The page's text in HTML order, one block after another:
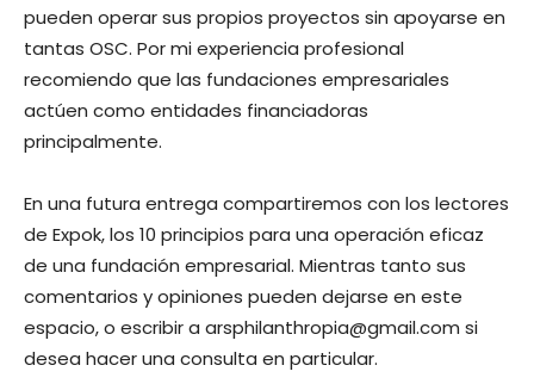
pueden operar sus propios proyectos sin apoyarse en
tantas OSC. Por mi experiencia profesional
recomiendo que las fundaciones empresariales
actúen como entidades financiadoras
principalmente.
En una futura entrega compartiremos con los lectores
de Expok, los 10 principios para una operación eficaz
de una fundación empresarial. Mientras tanto sus
comentarios y opiniones pueden dejarse en este
espacio, o escribir a arsphilanthropia@gmail.com si
desea hacer una consulta en particular.